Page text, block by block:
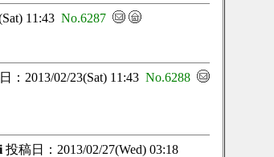
11:43 No.6287
：2013/02/23(Sat) 11:43 No.6288
投稿日：2013/02/27(Wed) 03:18